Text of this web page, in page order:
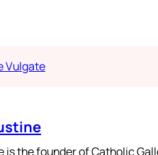
Vulgate
is the founder of Catholic